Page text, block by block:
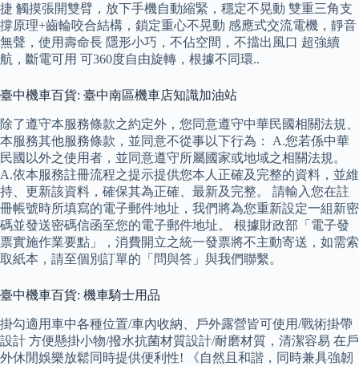
捷 觸摸張開雙臂，放下手機自動縮緊，穩定不晃動 雙重三角支
撐原理+齒輪咬合結構，鎖定重心不晃動 感應式交流電機，靜音
無聲，使用壽命長 隱形小巧，不佔空間，不擋出風口 超強續
航，斷電可用 可360度自由旋轉，根據不同環..
臺中機車百貨: 臺中南區機車店知識加油站
除了遵守本服務條款之約定外，您同意遵守中華民國相關法規、
本服務其他服務條款，並同意不從事以下行為： A.您若係中華
民國以外之使用者，並同意遵守所屬國家或地域之相關法規。
A.依本服務註冊流程之提示提供您本人正確及完整的資料，並維
持、更新該資料，確保其為正確、最新及完整。 請輸入您在註
冊帳號時所填寫的電子郵件地址，我們將為您重新設定一組新密
碼並發送密碼信函至您的電子郵件地址。 根據財政部「電子發
票實施作業要點」，消費開立之統一發票將不主動寄送，如需索
取紙本，請至個別訂單的「問與答」與我們聯繫。
臺中機車百貨: 機車騎士用品
掛勾適用車中各種位置/車內收納、戶外露營皆可使用/戰術掛帶
設計 方便懸掛小物/撥水抗菌材質設計/耐磨材質，清潔容易 在戶
外休閒娛樂放鬆同時提供便利性! 《自然且和諧，同時兼具強韌